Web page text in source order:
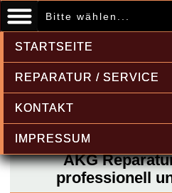
Bitte wählen...
STARTSEITE
REPARATUR / SERVICE
KONTAKT
IMPRESSUM
AKG
professionell